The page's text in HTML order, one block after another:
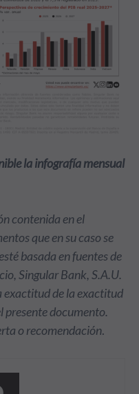
la infografía mensual
contenida en el
que en su caso se
basada en fuentes de
Singular Bank, S.A.U.
exactitud de la exactitud
presente documento.
o recomendación.